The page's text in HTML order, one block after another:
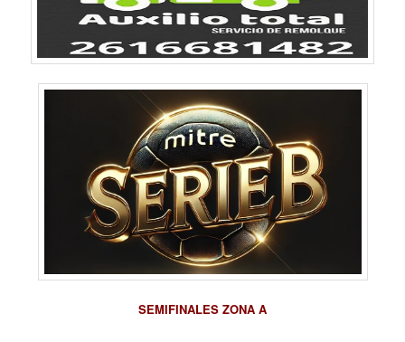
SEMIFINALES ZONA A